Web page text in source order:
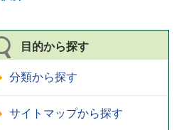
目的から探す
分類から探す
サイトマップから探す